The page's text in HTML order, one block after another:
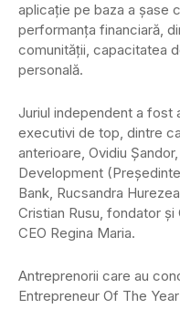
aplicaţie pe baza a şase
performanţa financiară,
comunităţii, capacitatea
personală.
Juriul independent a fost
executivi de top, dintre
anterioare, Ovidiu
Development
Bank, Rucsandra
Cristian Rusu, fondator și
CEO Regina Maria.
Antreprenorii care au
Entrepreneur Of The